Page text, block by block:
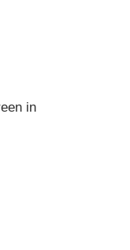
in